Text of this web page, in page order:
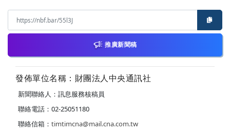
推廣新聞稿
發佈單位名稱：財團法人中央通訊社
新聞聯絡人：訊息服務核稿員
聯絡電話：02-25051180
聯絡信箱： timtimcna@mail.cna.com.tw